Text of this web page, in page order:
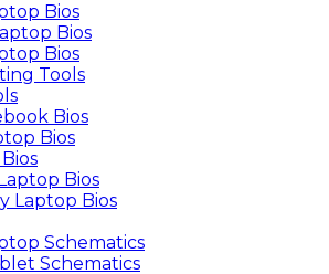
Bios
Bios
Bios
Tools
Bios
Bios
Bios
Laptop Bios
Schematics
Schematics